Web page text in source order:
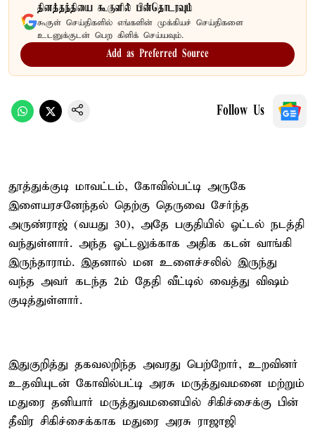
தினத்தந்தியை கூகுளில் பின்தொடரவும்
கூகுள் செய்திகளில் எங்களின் முக்கியச் செய்திகளை
உடனுக்குடன் பெற கிளிக் செய்யவும்.
Add as Preferred Source
Follow Us
தூத்துக்குடி மாவட்டம், கோவில்பட்டி அருகே
இளையரசனேந்தல் தெற்கு தெருவை சேர்ந்த
அருண்ராஜ் (வயது 30), அதே பகுதியில் ஓட்டல் நடத்தி
வந்துள்ளார். அந்த ஓட்டலுக்காக அதிக கடன் வாங்கி
இருந்தாராம். இதனால் மன உளைச்சலில் இருந்து
வந்த அவர் கடந்த 2ம் தேதி வீட்டில் வைத்து விஷம்
குடித்துள்ளார்.
இதுகுறித்து தகவலறிந்த அவரது பெற்றோர், உறவினர்
உதவியுடன் கோவில்பட்டி அரசு மருத்துவமனை மற்றும்
மதுரை தனியார் மருத்துவமனையில் சிகிச்சைக்கு பின்
தீவிர சிகிச்சைக்காக மதுரை அரசு ராஜாஜி